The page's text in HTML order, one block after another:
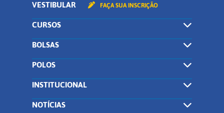
VESTIBULAR FAÇA SUA INSCRIÇÃO
CURSOS
BOLSAS
POLOS
INSTITUCIONAL
NOTÍCIAS